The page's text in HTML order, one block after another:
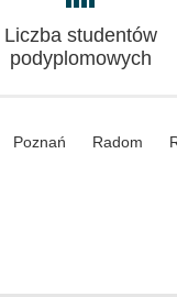
Liczba studentów
podyplomowych
Poznań Radom